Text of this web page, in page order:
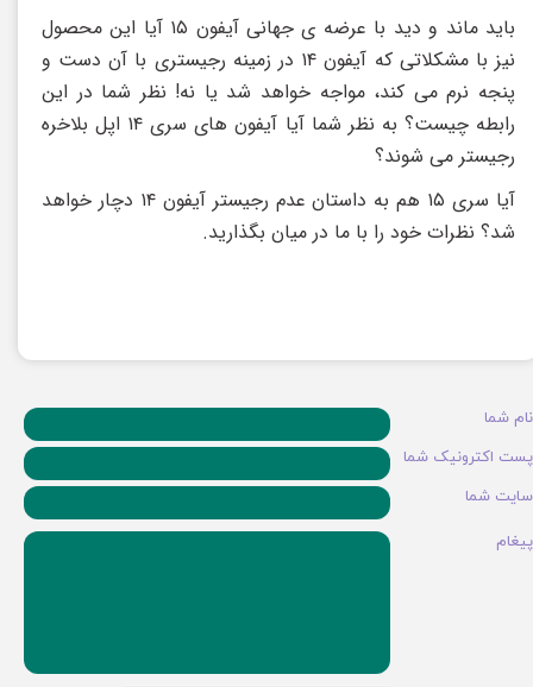
باید ماند و دید با عرضه ی جهانی آیفون ۱۵ آیا این محصول
نیز با مشکلاتی که آیفون ۱۴ در زمینه رجیستری با آن دست و
پنجه نرم می کند، مواجه خواهد شد یا نه!‌ نظر شما در این
رابطه چیست؟ به نظر شما آیا آیفون های سری ۱۴ اپل بلاخره
رجیستر می شوند؟
آیا سری ۱۵ هم به داستان عدم رجیستر آیفون ۱۴ دچار خواهد
شد؟ نظرات خود را با ما در میان بگذارید.
نام شما
پست اکترونیک شما
سایت شما
پیغام